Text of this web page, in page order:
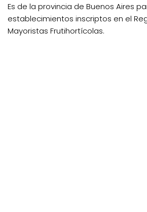
Es de la provincia de Buenos Aires
establecimientos inscriptos en el
Mayoristas Frutihortícolas.